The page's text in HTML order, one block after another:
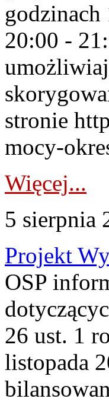
20:00 -
stronie
mocy-
Więcej...
5 sierpnia
Projekt
OSP
26 ust. 1
listopada